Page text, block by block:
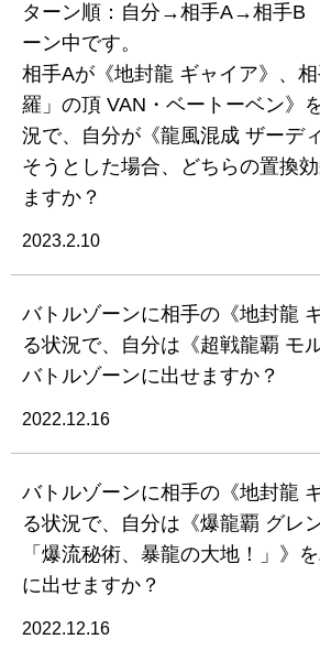
ターン順：自分→相手A→相手B
ーン中です。
相手Aが《地封龍 ギャイア》、
羅」の頂 VAN・ベートーベン》
況で、自分が《龍風混成 ザーデ
そうとした場合、どちらの置換
ますか？
2023.2.10
バトルゾーンに相手の《地封龍
る状況で、自分は《超戦龍覇 モ
バトルゾーンに出せますか？
2022.12.16
バトルゾーンに相手の《地封龍
る状況で、自分は《爆龍覇 グレ
「爆流秘術、暴龍の大地！」》
に出せますか？
2022.12.16